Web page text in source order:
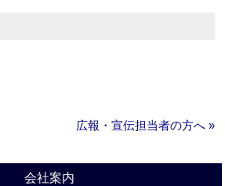
広報・宣伝担当者の方へ »
会社案内